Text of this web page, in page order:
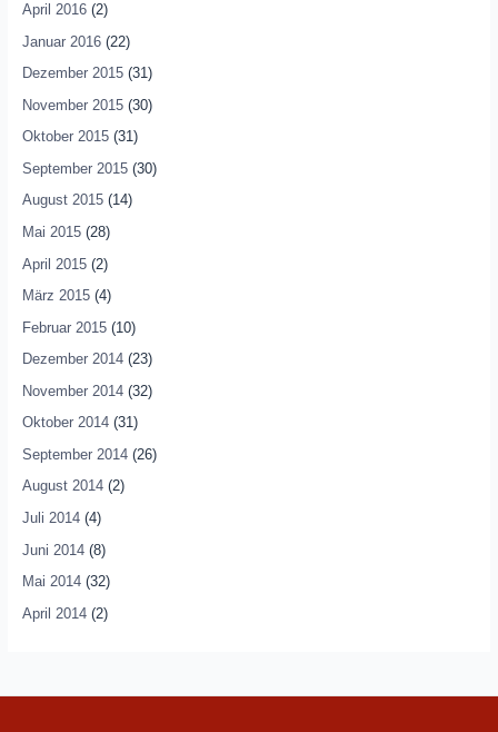
April 2016(2)
Januar 2016(22)
Dezember 2015(31)
November 2015(30)
Oktober 2015(31)
September 2015(30)
August 2015(14)
Mai 2015(28)
April 2015(2)
März 2015(4)
Februar 2015(10)
Dezember 2014(23)
November 2014(32)
Oktober 2014(31)
September 2014(26)
August 2014(2)
Juli 2014(4)
Juni 2014(8)
Mai 2014(32)
April 2014(2)